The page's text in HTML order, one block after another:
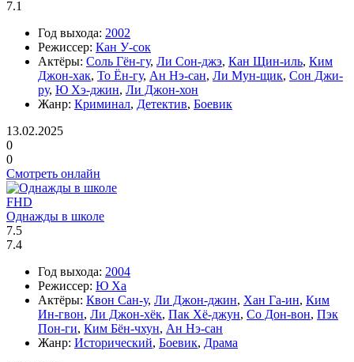
7.1
Год выхода: 2002
Режиссер: Кан У-сок
Актёры: Соль Гён-гу, Ли Сон-джэ, Кан Щин-иль, Ким
Джон-хак, То Ён-гу, Ан Нэ-сан, Ли Мун-щик, Сон Джи-
ру, Ю Хэ-джин, Ли Джон-хон
Жанр: Криминал, Детектив, Боевик
13.02.2025
0
0
Смотреть онлайн
FHD
Однажды в школе
7.5
7.4
Год выхода: 2004
Режиссер: Ю Ха
Актёры: Квон Сан-у, Ли Джон-джин, Хан Га-ин, Ким
Ин-гвон, Ли Джон-хёк, Пак Хё-джун, Со Дон-вон, Пэк
Пон-ги, Ким Бён-чхун, Ан Нэ-сан
Жанр: Исторический, Боевик, Драма